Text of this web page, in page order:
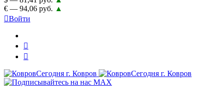
€ — 94,06 руб. ▲
Войти